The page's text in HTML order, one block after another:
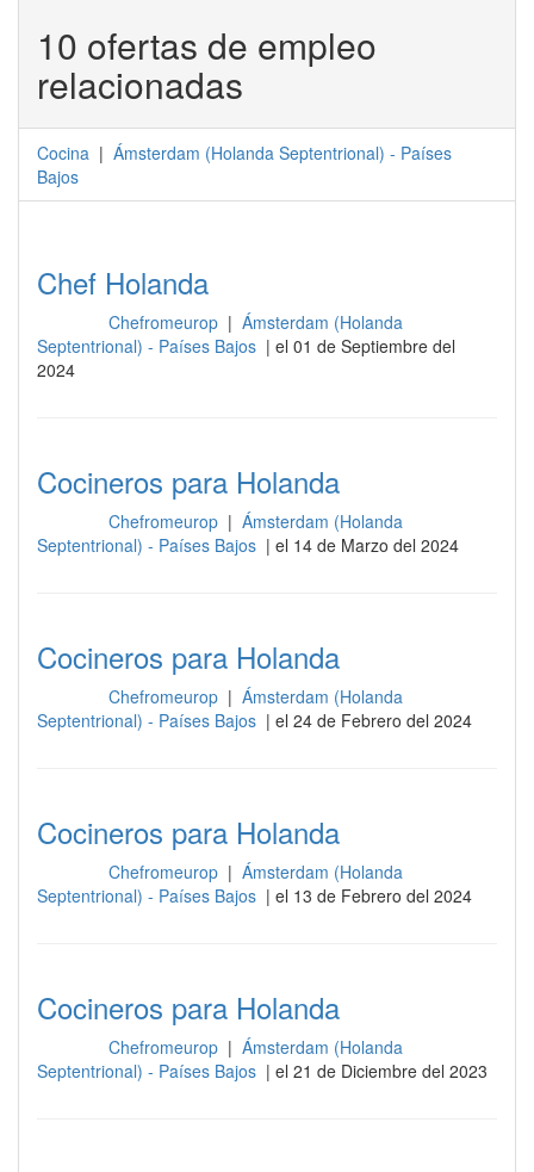
10 ofertas de empleo
relacionadas
Cocina | Ámsterdam (Holanda Septentrional) - Países
Bajos
Chef Holanda
Chefromeurop | Ámsterdam (Holanda
Septentrional) - Países Bajos | el 01 de Septiembre del
2024
Cocineros para Holanda
Chefromeurop | Ámsterdam (Holanda
Septentrional) - Países Bajos | el 14 de Marzo del 2024
Cocineros para Holanda
Chefromeurop | Ámsterdam (Holanda
Septentrional) - Países Bajos | el 24 de Febrero del 2024
Cocineros para Holanda
Chefromeurop | Ámsterdam (Holanda
Septentrional) - Países Bajos | el 13 de Febrero del 2024
Cocineros para Holanda
Chefromeurop | Ámsterdam (Holanda
Septentrional) - Países Bajos | el 21 de Diciembre del 2023